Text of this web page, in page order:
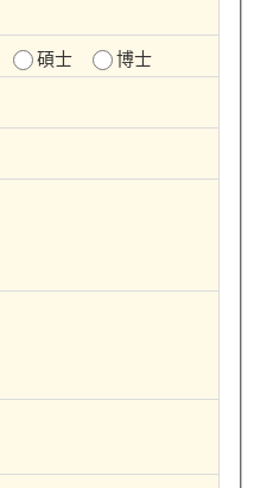
碩士 博士